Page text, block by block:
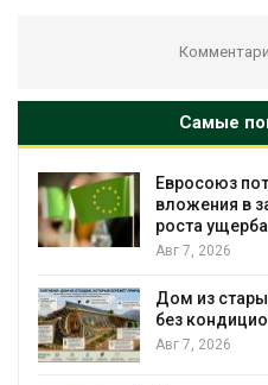
Самые
Евросоюз
вложения в
роста
Авг 7, 2026
Дом из
без
Авг 7, 2026